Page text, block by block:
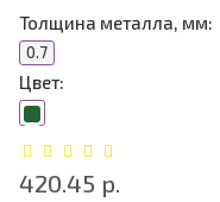
Толщина металла, мм:
0.7
Цвет:
420.45 р.